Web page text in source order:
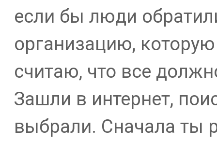
если бы люди
организацию,
считаю, что все
Зашли в интернет,
выбрали. Сначала ты